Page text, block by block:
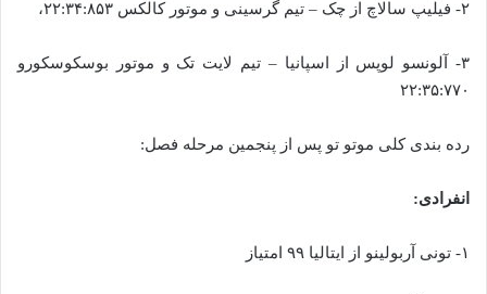
۲- فیلیپ سالاچ از چک – تیم گرسینی و موتور کالکس ۲۲:۳۴:۸۵۳،
۳- آلونسو لوپس از اسپانیا – تیم لایت تک و موتور بوسکوسکورو
۲۲:۳۵:۷۷۰
رده بندی کلی موتو تو پس از پنجمین مرحله فصل:
انفرادی:
۱- تونی آربولینو از ایتالیا ۹۹ امتیاز